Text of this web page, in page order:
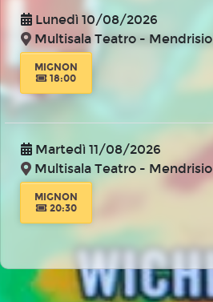
Lunedì 10/08/2026
Multisala Teatro - Mendrisio
MIGNON
18:00
Martedì 11/08/2026
Multisala Teatro - Mendrisio
MIGNON
20:30